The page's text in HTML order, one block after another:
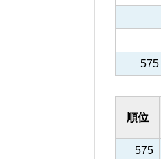
575
順位
575